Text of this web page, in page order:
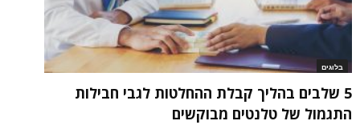
בלוגים
5 שלבים בהליך קבלת ההחלטות לגבי חבילות
התגמול של טלנטים מבוקשים